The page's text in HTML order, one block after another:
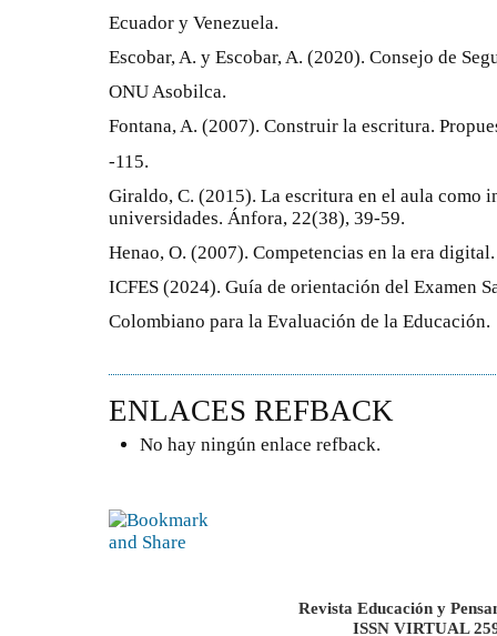
Ecuador y Venezuela.
Escobar, A. y Escobar, A. (2020). Consejo de
ONU Asobilca.
Fontana, A. (2007). Construir la escritura.
-115.
Giraldo, C. (2015). La escritura en el aula como
universidades. Ánfora, 22(38), 39-59.
Henao, O. (2007). Competencias en la era
ICFES (2024). Guía de orientación del Examen
Colombiano para la Evaluación de la Educación.
ENLACES REFBACK
No hay ningún enlace refback.
Revista Educación y
ISSN VIRTUAL